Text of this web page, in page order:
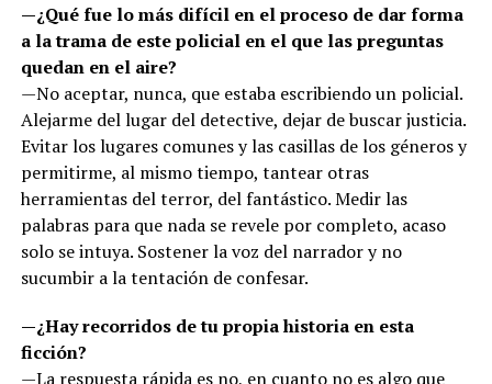
—¿Qué fue lo más difícil en el proceso de dar forma
a la trama de este policial en el que las preguntas
quedan en el aire?
—No aceptar, nunca, que estaba escribiendo un policial.
Alejarme del lugar del detective, dejar de buscar justicia.
Evitar los lugares comunes y las casillas de los géneros y
permitirme, al mismo tiempo, tantear otras
herramientas del terror, del fantástico. Medir las
palabras para que nada se revele por completo, acaso
solo se intuya. Sostener la voz del narrador y no
sucumbir a la tentación de confesar.
—¿Hay recorridos de tu propia historia en esta
ficción?
—La respuesta rápida es no, en cuanto no es algo que